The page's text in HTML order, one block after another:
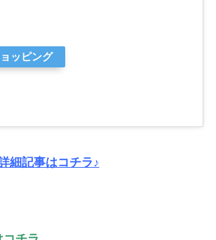
ッピング
細記事はコチラ♪